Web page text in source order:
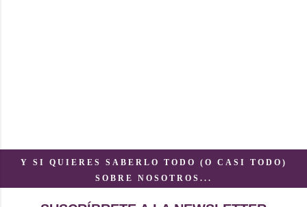
Y SI QUIERES SABERLO TODO (O CASI TODO)
SOBRE NOSOTROS...